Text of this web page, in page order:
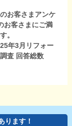
お客さまアンケ
お客さまにご満
。
年3月リフォー
査 回答総数
ります！